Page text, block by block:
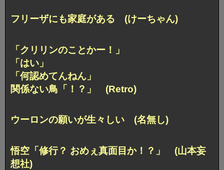
フリーザにも家庭がある (けーちゃん)
「クリリンのことかー！」
「はい」
「何認めてんねん」
関係ない鳥「！？」 (Retro)
ウーロンの願いが生々しい (名無し)
悟空「修行？ おめぇ真面目か！？」 (山本妄
想社)